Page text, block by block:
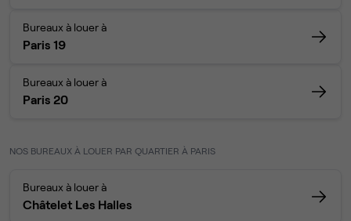
Bureaux à louer à
Paris 19
Bureaux à louer à
Paris 20
NOS BUREAUX À LOUER PAR QUARTIER À PARIS
Bureaux à louer à
Châtelet Les Halles